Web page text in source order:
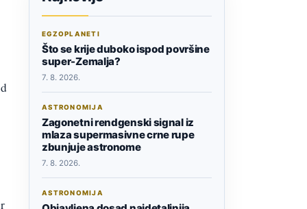
EGZOPLANETI
Što se krije duboko ispod površine
super-Zemalja?
7. 8. 2026.
ASTRONOMIJA
Zagonetni rendgenski signal iz
mlaza supermasivne crne rupe
zbunjuje astronome
7. 8. 2026.
ASTRONOMIJA